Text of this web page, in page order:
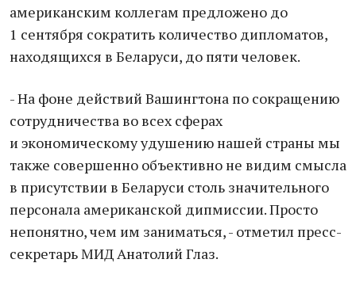
американским коллегам предложено до
1 сентября сократить количество дипломатов,
находящихся в Беларуси, до пяти человек.
- На фоне действий Вашингтона по сокращению
сотрудничества во всех сферах
и экономическому удушению нашей страны мы
также совершенно объективно не видим смысла
в присутствии в Беларуси столь значительного
персонала американской дипмиссии. Просто
непонятно, чем им заниматься, - отметил пресс-
секретарь МИД Анатолий Глаз.